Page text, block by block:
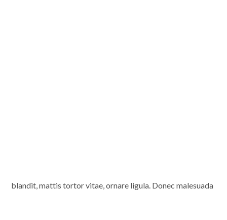
blandit, mattis tortor vitae, ornare ligula. Donec malesuada